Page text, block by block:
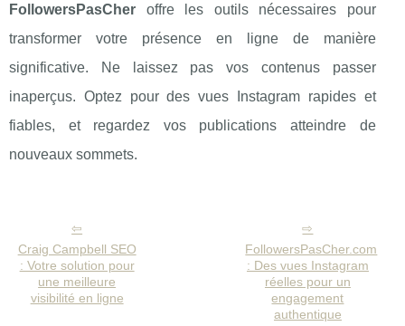
FollowersPasCher offre les outils nécessaires pour
transformer votre présence en ligne de manière
significative. Ne laissez pas vos contenus passer
inaperçus. Optez pour des vues Instagram rapides et
fiables, et regardez vos publications atteindre de
nouveaux sommets.
Craig Campbell SEO
: Votre solution pour
une meilleure
visibilité en ligne
FollowersPasCher.com
: Des vues Instagram
réelles pour un
engagement
authentique